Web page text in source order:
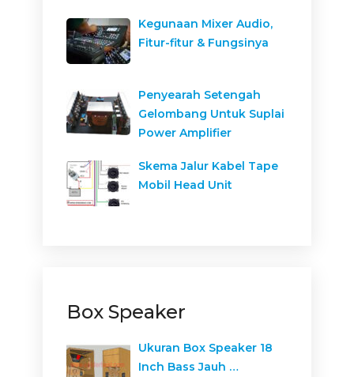
Kegunaan Mixer Audio,
Fitur-fitur & Fungsinya
Penyearah Setengah
Gelombang Untuk Suplai
Power Amplifier
Skema Jalur Kabel Tape
Mobil Head Unit
Box Speaker
Ukuran Box Speaker 18
Inch Bass Jauh …